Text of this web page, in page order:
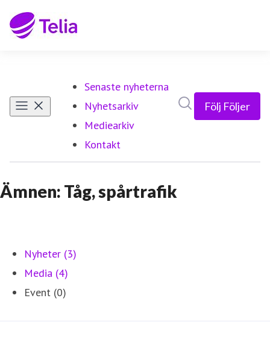
Senaste nyheterna
Nyhetsarkiv
Mediearkiv
Kontakt
Följ Följer
Ämnen: Tåg, spårtrafik
Nyheter (3)
Media (4)
Event (0)